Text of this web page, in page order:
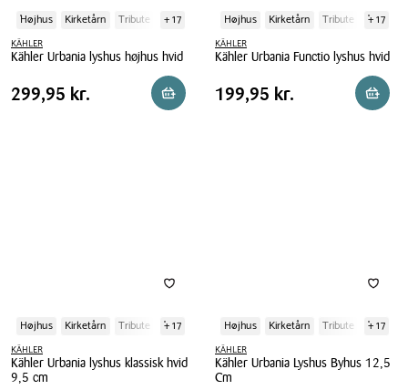
Højhus Kirketårn Tribute + 17
KÄHLER
Kähler Urbania lyshus højhus hvid
Kähler
Urbania
Pris
Pris 299,95 kr.
299,95 kr. Reservér i butik
Højhus Kirketårn Tribute + 17
KÄHLER
Kähler Urbania Functio lyshus hvid
Kähler
Urbania
Pris
Pris 199,95 kr.
199,95 kr.
Højhus Kirketårn Tribute + 17
KÄHLER
Kähler Urbania lyshus klassisk hvid
9,5 cm
Højhus Kirketårn Tribute + 17
KÄHLER
Kähler Urbania Lyshus Byhus 12,5
Cm